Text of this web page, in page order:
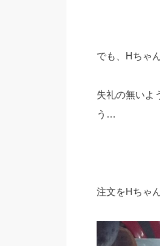
でも、Hちゃ
失礼の無いよ
う…
注文をHちゃ